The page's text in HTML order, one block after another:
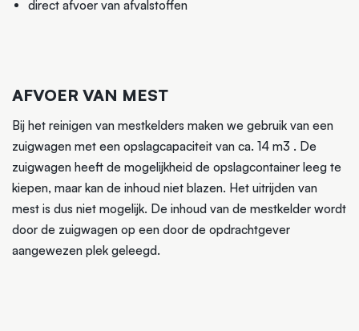
direct afvoer van afvalstoffen
AFVOER VAN MEST
Bij het reinigen van mestkelders maken we gebruik van een
zuigwagen met een opslagcapaciteit van ca. 14 m3 . De
zuigwagen heeft de mogelijkheid de opslagcontainer leeg te
kiepen, maar kan de inhoud niet blazen. Het uitrijden van
mest is dus niet mogelijk. De inhoud van de mestkelder wordt
door de zuigwagen op een door de opdrachtgever
aangewezen plek geleegd.